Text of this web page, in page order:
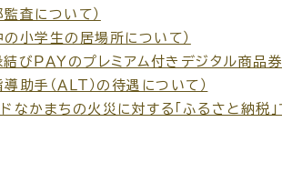
子育て便利帳
査について）
小学生の居場所について）
びＰＡＹのプレミアム付きデジタル商品券
助手（ＡＬＴ）の待遇について）
なかまちの火災に対する「ふるさと納税